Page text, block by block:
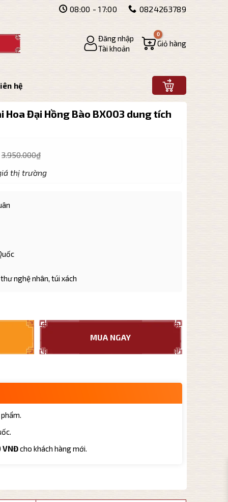
08:00 - 17:00 0824263789
Đăng nhập
Tài khoản
Giỏ hàng
hệ
Hoa Đại Hồng Bào BX003 dung tích
3.950.000₫
thị trường
nghệ nhân, túi xách
MUA NGAY
VNĐcho khách hàng mới.